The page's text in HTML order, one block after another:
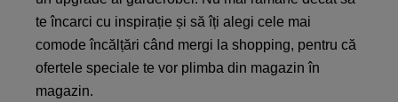
te încarci cu inspirație și să îți alegi cele mai
comode încălțări când mergi la shopping, pentru că
ofertele speciale te vor plimba din magazin în
magazin.